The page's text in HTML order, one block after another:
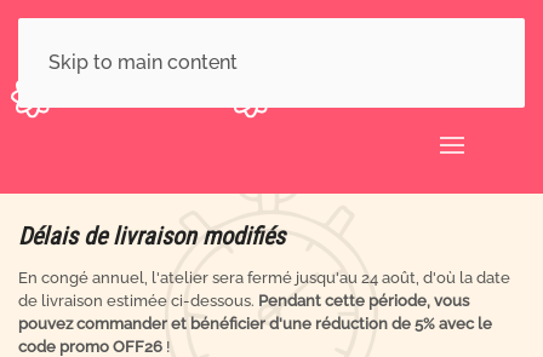
Skip to main content
Délais de livraison modifiés
En congé annuel, l'atelier sera fermé jusqu'au 24 août, d'où la date
de livraison estimée ci-dessous. Pendant cette période, vous
pouvez commander et bénéficier d'une réduction de 5% avec le
code promo OFF26 !